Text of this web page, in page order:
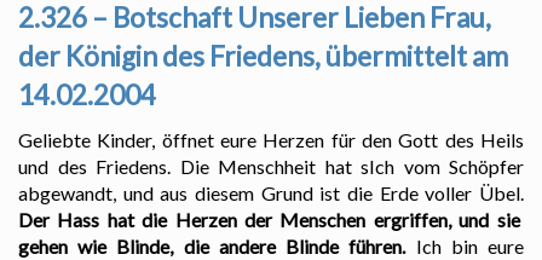
2.326 – Botschaft Unserer Lieben Frau,
der Königin des Friedens, übermittelt am
14.02.2004
Geliebte Kinder, öffnet eure Herzen für den Gott des Heils
und des Friedens. Die Menschheit hat sIch vom Schöpfer
abgewandt, und aus diesem Grund ist die Erde voller Übel.
Der Hass hat die Herzen der Menschen ergriffen, und sie
gehen wie Blinde, die andere Blinde führen. Ich bin eure